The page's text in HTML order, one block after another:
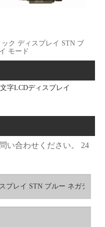
ク ディスプレイ STN ブ
モード
文字LCDディスプレイ
い合わせください。 24